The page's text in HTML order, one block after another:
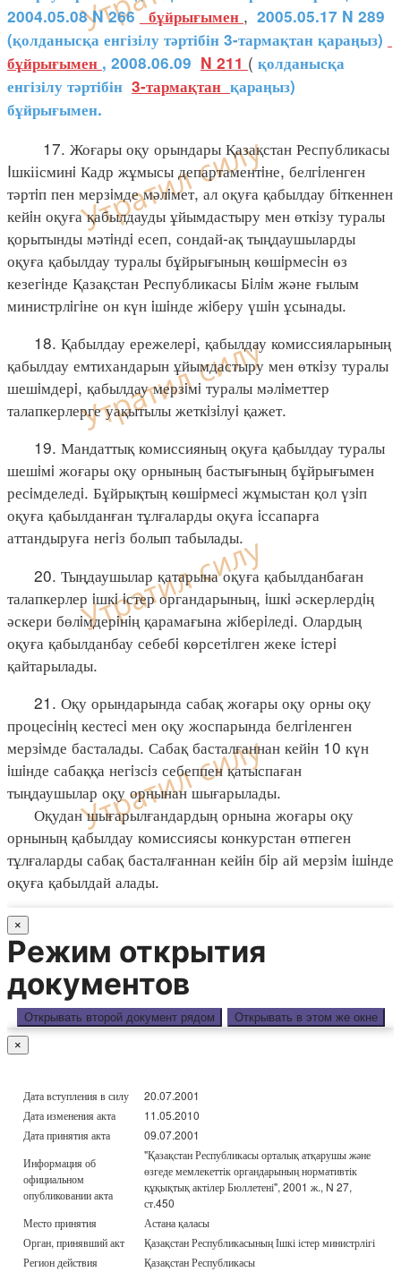
2004.05.08 N 266бұйрығымен , 2005.05.17 N 289
(қолданысқа енгізілу тәртібін 3-тармақтан қараңыз)
бұйрығымен , 2008.06.09 N 211 ( қолданысқа
енгізілу тәртібін 3-тармақтан қараңыз)
бұйрығымен.
17. Жоғары оқу орындары Қазақстан Республикасы
Iшкіісминi Кадр жұмысы департаментiне, белгiленген
тәртiп пен мерзiмде мәлiмет, ал оқуға қабылдау бiткеннен
кейiн оқуға қабылдауды ұйымдастыру мен өткiзу туралы
қорытынды мәтiндi есеп, сондай-ақ тыңдаушыларды
оқуға қабылдау туралы бұйрығының көшiрмесiн өз
кезегiнде Қазақстан Республикасы Бiлiм және ғылым
министрлiгiне он күн iшiнде жiберу үшiн ұсынады.
18. Қабылдау ережелерi, қабылдау комиссияларының
қабылдау емтихандарын ұйымдастыру мен өткiзу туралы
шешiмдерi, қабылдау мерзiмi туралы мәлiметтер
талапкерлерге уақытылы жеткiзiлуi қажет.
19. Мандаттық комиссияның оқуға қабылдау туралы
шешiмi жоғары оқу орнының бастығының бұйрығымен
ресiмделедi. Бұйрықтың көшiрмесi жұмыстан қол үзiп
оқуға қабылданған тұлғаларды оқуға iссапарға
аттандыруға негiз болып табылады.
20. Тыңдаушылар қатарына оқуға қабылданбаған
талапкерлер iшкi iстер органдарының, iшкi әскерлердiң
әскери бөлiмдерiнiң қарамағына жiберiледi. Олардың
оқуға қабылданбау себебi көрсетiлген жеке iстерi
қайтарылады.
21. Оқу орындарында сабақ жоғары оқу орны оқу
процесiнiң кестесi мен оқу жоспарында белгiленген
мерзiмде басталады. Сабақ басталғаннан кейiн 10 күн
iшiнде сабаққа негiзсiз себеппен қатыспаған
тыңдаушылар оқу орнынан шығарылады.
Оқудан шығарылғандардың орнына жоғары оқу
орнының қабылдау комиссиясы конкурстан өтпеген
тұлғаларды сабақ басталғаннан кейiн бiр ай мерзiм iшiнде
оқуға қабылдай алады.
×
Режим открытия
документов
Открывать второй документ рядом Открывать в этом же окне
×
Дата вступления в силу
20.07.2001
Дата изменения акта
11.05.2010
Дата принятия акта
09.07.2001
Информация об
официальном
опубликовании акта
"Қазақстан Республикасы орталық атқарушы және
өзгеде мемлекеттік органдарының нормативтік
құқықтық актілер Бюллетені", 2001 ж., N 27,
ст.450
Место принятия
Астана қаласы
Орган, принявший акт
Қазақстан Республикасының Ішкі істер министрлігі
Регион действия
Қазақстан Республикасы